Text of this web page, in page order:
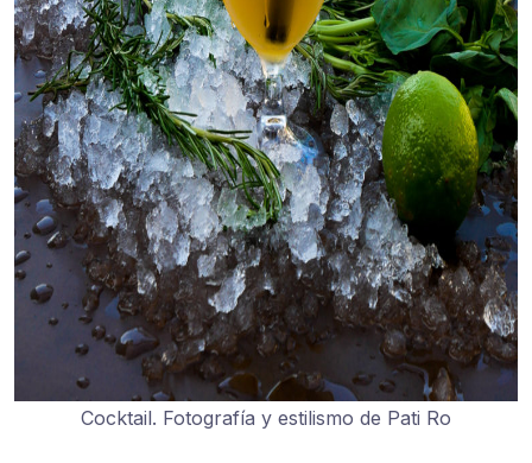
Cocktail. Fotografía y estilismo de Pati Ro